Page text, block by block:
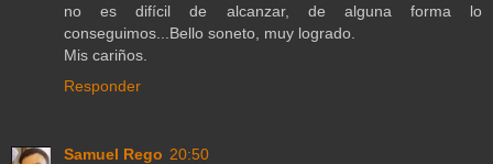
no es difícil de alcanzar, de alguna forma lo
conseguimos...Bello soneto, muy logrado.
Mis cariños.
Responder
Samuel Rego 20:50